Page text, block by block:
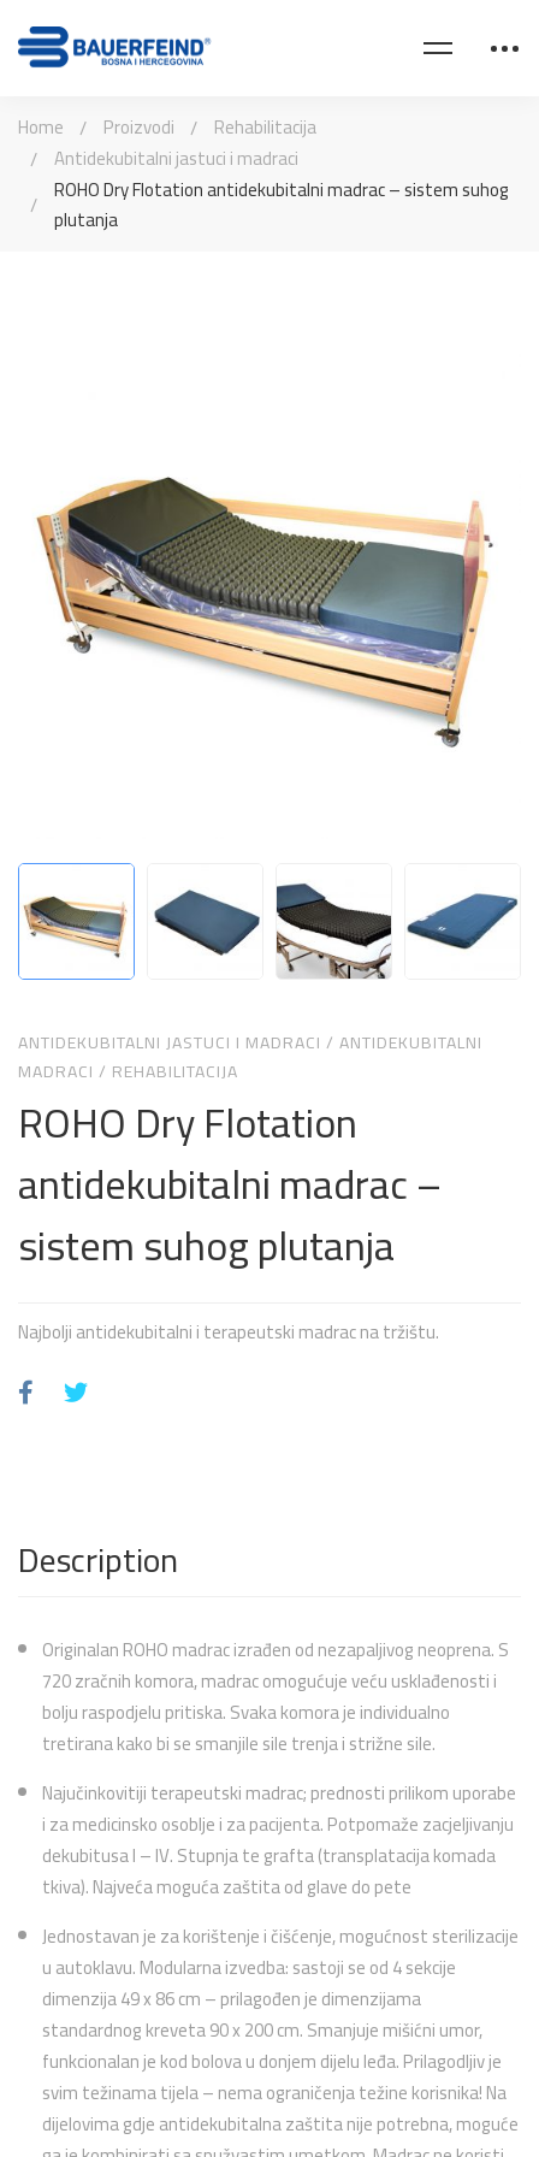
Home Proizvodi
Rehabilitacija
Antidekubitalni jastuci i madraci
ROHO Dry Flotation antidekubitalni madrac – sistem suhog
plutanja
ANTIDEKUBITALNI JASTUCI I MADRACI / ANTIDEKUBITALNI
MADRACI / REHABILITACIJA
ROHO Dry Flotation
antidekubitalni madrac –
sistem suhog plutanja
Najbolji antidekubitalni i terapeutski madrac na tržištu.
Description
Originalan ROHO madrac izrađen od nezapaljivog neoprena. S
720 zračnih komora, madrac omogućuje veću usklađenosti i
bolju raspodjelu pritiska. Svaka komora je individualno
tretirana kako bi se smanjile sile trenja i strižne sile.
Najučinkovitiji terapeutski madrac; prednosti prilikom uporabe
i za medicinsko osoblje i za pacijenta. Potpomaže zacjeljivanju
dekubitusa I – IV. Stupnja te grafta (transplatacija komada
tkiva). Najveća moguća zaštita od glave do pete
Jednostavan je za korištenje i čišćenje, mogućnost sterilizacije
u autoklavu. Modularna izvedba: sastoji se od 4 sekcije
dimenzija 49 x 86 cm – prilagođen je dimenzijama
standardnog kreveta 90 x 200 cm. Smanjuje mišićni umor,
funkcionalan je kod bolova u donjem dijelu leđa. Prilagodljiv je
svim težinama tijela – nema ograničenja težine korisnika! Na
dijelovima gdje antidekubitalna zaštita nije potrebna, moguće